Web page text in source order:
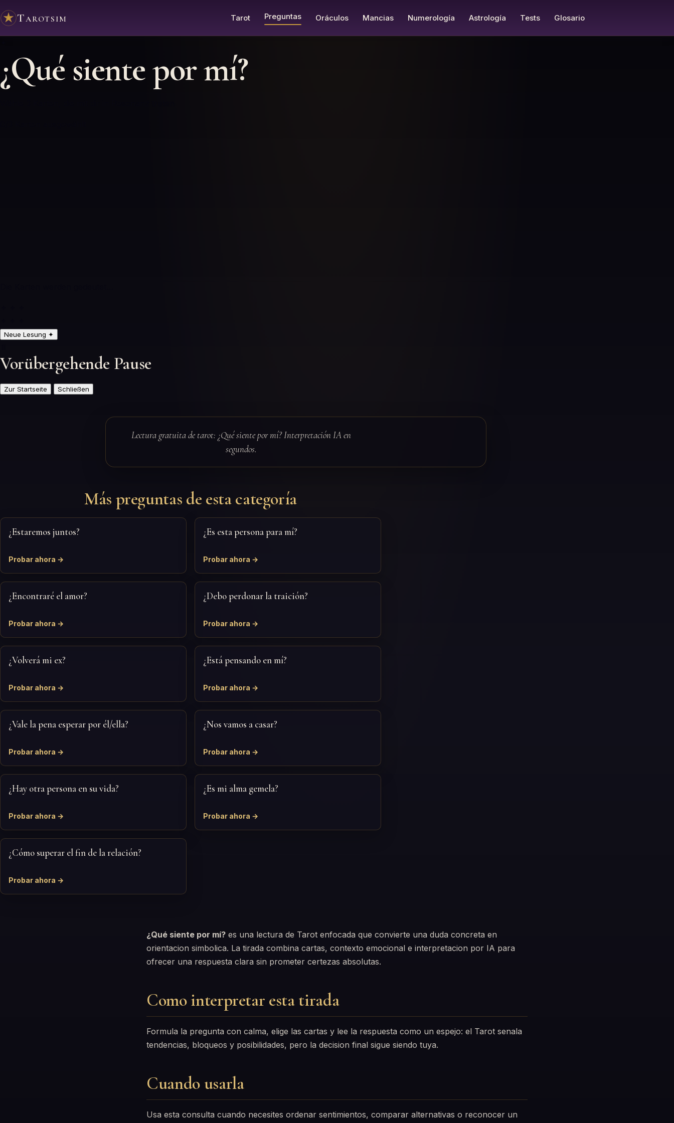
Tarotsim Tarot Preguntas Oráculos Mancias Numerología Astrología Tests Glosario
¿Qué siente por mí?
Neue Lesung ✦
Vorübergehende Pause
Zur Startseite Schließen
Lectura gratuita de tarot: ¿Qué siente por mí? Interpretación IA en
segundos.
Más preguntas de esta categoría
¿Estaremos juntos?
Probar ahora →
¿Es esta persona para mí?
Probar ahora →
¿Encontraré el amor?
Probar ahora →
¿Debo perdonar la traición?
Probar ahora →
¿Volverá mi ex?
Probar ahora →
¿Está pensando en mí?
Probar ahora →
¿Vale la pena esperar por él/ella?
Probar ahora →
¿Nos vamos a casar?
Probar ahora →
¿Hay otra persona en su vida?
Probar ahora →
¿Es mi alma gemela?
Probar ahora →
¿Cómo superar el fin de la relación?
Probar ahora →
¿Qué siente por mí? es una lectura de Tarot enfocada que convierte una duda concreta en
orientacion simbolica. La tirada combina cartas, contexto emocional e interpretacion por IA para
ofrecer una respuesta clara sin prometer certezas absolutas.
Como interpretar esta tirada
Formula la pregunta con calma, elige las cartas y lee la respuesta como un espejo: el Tarot senala
tendencias, bloqueos y posibilidades, pero la decision final sigue siendo tuya.
Cuando usarla
Usa esta consulta cuando necesites ordenar sentimientos, comparar alternativas o reconocer un